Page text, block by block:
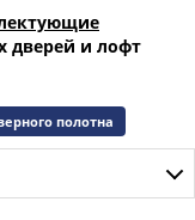
дверей и лофт
полотна